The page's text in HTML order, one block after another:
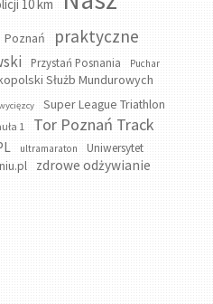
10 km
Poznań
praktyczne
Przystań Posnania
Puchar
Służb Mundurowych
Super League Triathlon
1
Tor Poznań Track
ultramaraton
Uniwersytet
zdrowe odżywianie